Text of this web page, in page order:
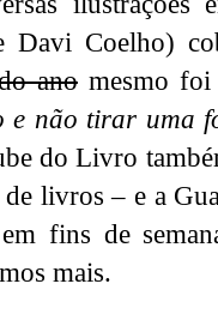
Davi Coelho)
anomesmo
e não tirar uma
do Livro
de livros – e a
em fins de
mais.